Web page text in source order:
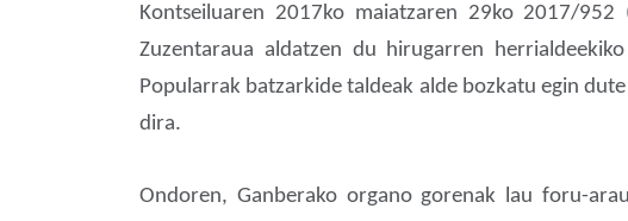
Kontseiluaren 2017ko maiatzaren 29ko 2017/
Zuzentaraua aldatzen du hirugarren
Popularrak batzarkide taldeak alde bozkatu egin
dira.
Ondoren, Ganberako organo gorenak lau foru-